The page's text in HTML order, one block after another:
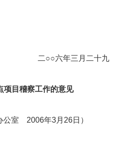
月二十九
项目稽察工作的意见
公室 2006年3月26日）